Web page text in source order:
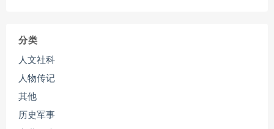
分类
人文社科
人物传记
其他
历史军事